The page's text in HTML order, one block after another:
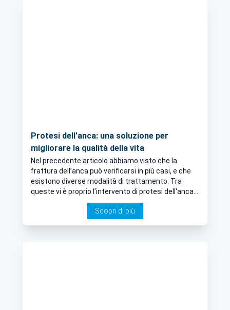
Protesi dell'anca: una soluzione per
migliorare la qualità della vita
Nel precedente articolo abbiamo visto che la
frattura dell’anca può verificarsi in più casi, e che
esistono diverse modalità di trattamento. Tra
queste vi è proprio l’intervento di protesi dell'anca,
di cui parliamo ora insieme al Dott. Fabio Favetti,
specialista in Ortopedia e Traumatologia.
Scopri di più